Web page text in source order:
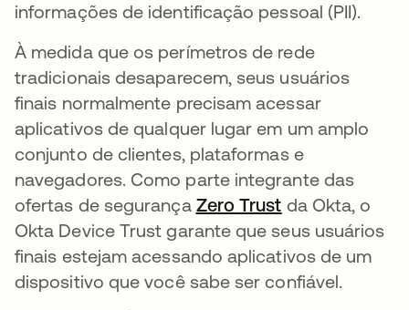
informações de identificação pessoal (PII).
À medida que os perímetros de rede
tradicionais desaparecem, seus usuários
finais normalmente precisam acessar
aplicativos de qualquer lugar em um amplo
conjunto de clientes, plataformas e
navegadores. Como parte integrante das
ofertas de segurança Zero Trust abre em uma
da Okta, o
Okta Device Trust garante que seus usuários
finais estejam acessando aplicativos de um
dispositivo que você sabe ser confiável.